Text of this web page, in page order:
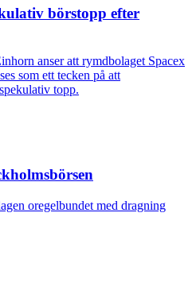
börstopp efter
anser att rymdbolaget Spacex
som ett tecken på att
topp.
oregelbundet med dragning